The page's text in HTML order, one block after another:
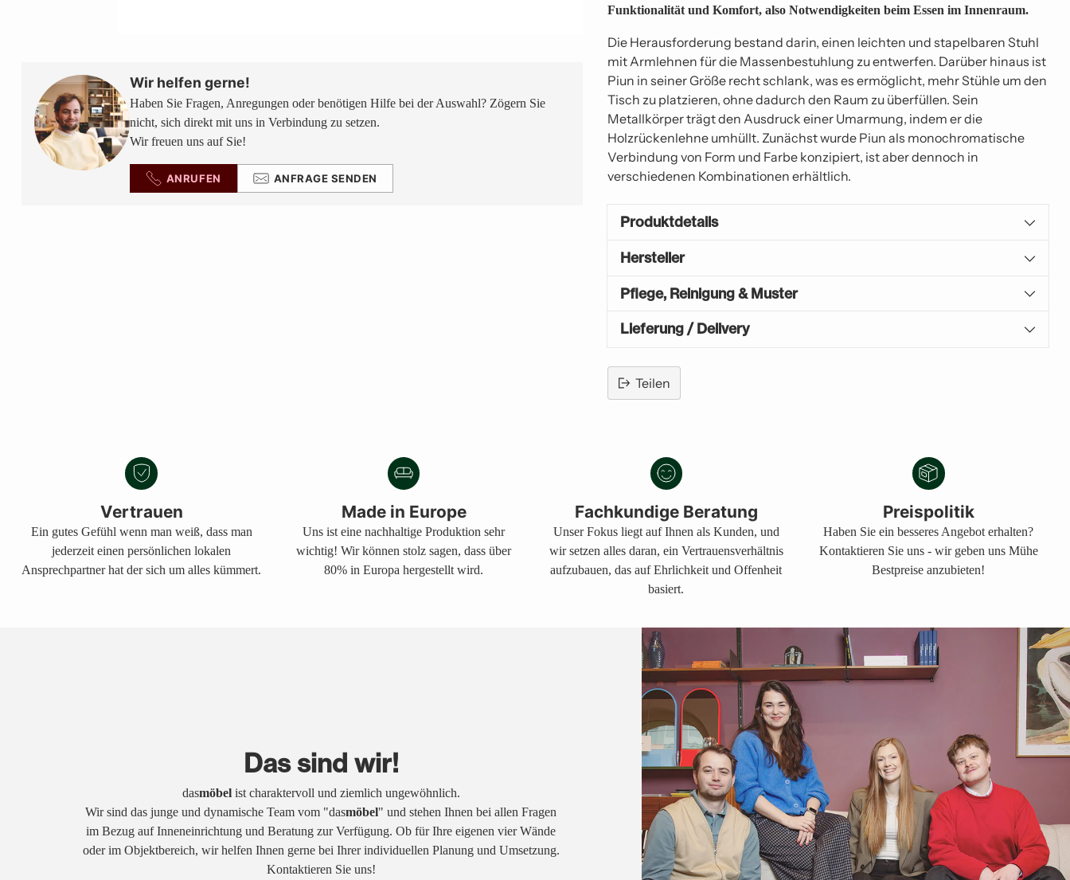
Wir helfen gerne!
Haben Sie Fragen, Anregungen oder benötigen Hilfe bei der Auswahl? Zögern Sie
nicht, sich direkt mit uns in Verbindung zu setzen.
Wir freuen uns auf Sie!
ANRUFEN ANFRAGE SENDEN
Funktionalität und Komfort, also Notwendigkeiten beim Essen im Innenraum.
Die Herausforderung bestand darin, einen leichten und stapelbaren Stuhl
mit Armlehnen für die Massenbestuhlung zu entwerfen. Darüber hinaus ist
Piun in seiner Größe recht schlank, was es ermöglicht, mehr Stühle um den
Tisch zu platzieren, ohne dadurch den Raum zu überfüllen. Sein
Metallkörper trägt den Ausdruck einer Umarmung, indem er die
Holzrückenlehne umhüllt. Zunächst wurde Piun als monochromatische
Verbindung von Form und Farbe konzipiert, ist aber dennoch in
verschiedenen Kombinationen erhältlich.
Produktdetails
Hersteller
Pflege, Reinigung & Muster
Lieferung / Delivery
Teilen
Warenkorb
Vertrauen
Ein gutes Gefühl wenn man weiß, dass man
jederzeit einen persönlichen lokalen
Ansprechpartner hat der sich um alles kümmert.
Made in Europe
Uns ist eine nachhaltige Produktion sehr
wichtig! Wir können stolz sagen, dass über
80% in Europa hergestellt wird.
Fachkundige Beratung
Unser Fokus liegt auf Ihnen als Kunden, und
wir setzen alles daran, ein Vertrauensverhältnis
aufzubauen, das auf Ehrlichkeit und Offenheit
basiert.
Preispolitik
Haben Sie ein besseres Angebot erhalten?
Kontaktieren Sie uns - wir geben uns Mühe
Bestpreise anzubieten!
Das sind wir!
dasmöbelist charaktervoll und ziemlich ungewöhnlich.
Wir sind das junge und dynamische Team vom "dasmöbel" und stehen Ihnen bei allen Fragen
im Bezug auf Inneneinrichtung und Beratung zur Verfügung. Ob für Ihre eigenen vier Wände
oder im Objektbereich, wir helfen Ihnen gerne bei Ihrer individuellen Planung und Umsetzung.
Kontaktieren Sie uns!